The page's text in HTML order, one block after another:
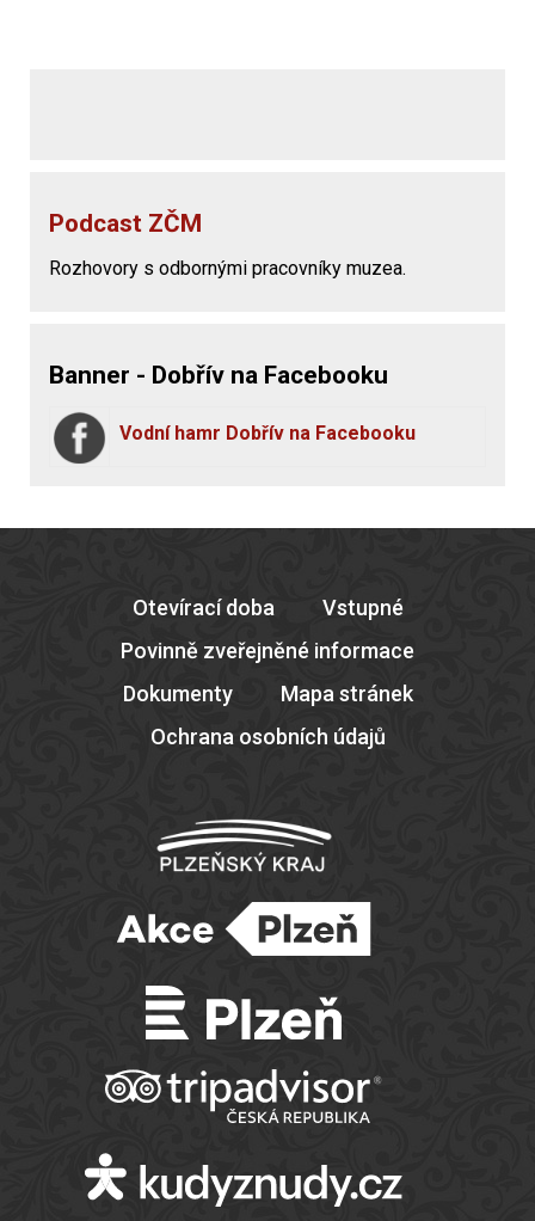
Podcast ZČM
Rozhovory s odbornými pracovníky muzea.
Banner - Dobřív na Facebooku
Vodní hamr Dobřív na Facebooku
Otevírací doba
Vstupné
Povinně zveřejněné informace
Dokumenty
Mapa stránek
Ochrana osobních údajů